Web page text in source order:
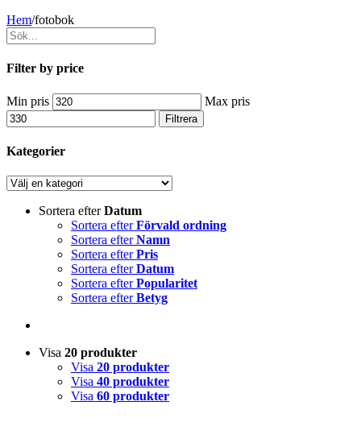
Hem/fotobok
Filter by price
Min pris Max pris
Filtrera
Kategorier
Sortera efterDatum
Sortera efterFörvald ordning
Sortera efterNamn
Sortera efterPris
Sortera efterDatum
Sortera efterPopularitet
Sortera efterBetyg
Visa 20 produkter
Visa 20 produkter
Visa 40 produkter
Visa 60 produkter